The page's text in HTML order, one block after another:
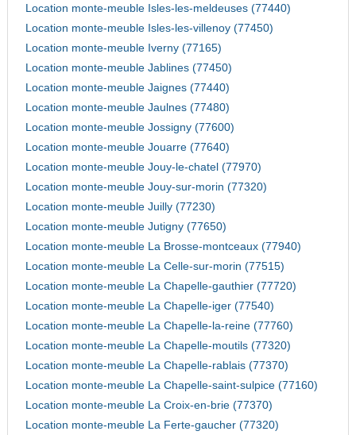
Location monte-meuble Isles-les-meldeuses (77440)
Location monte-meuble Isles-les-villenoy (77450)
Location monte-meuble Iverny (77165)
Location monte-meuble Jablines (77450)
Location monte-meuble Jaignes (77440)
Location monte-meuble Jaulnes (77480)
Location monte-meuble Jossigny (77600)
Location monte-meuble Jouarre (77640)
Location monte-meuble Jouy-le-chatel (77970)
Location monte-meuble Jouy-sur-morin (77320)
Location monte-meuble Juilly (77230)
Location monte-meuble Jutigny (77650)
Location monte-meuble La Brosse-montceaux (77940)
Location monte-meuble La Celle-sur-morin (77515)
Location monte-meuble La Chapelle-gauthier (77720)
Location monte-meuble La Chapelle-iger (77540)
Location monte-meuble La Chapelle-la-reine (77760)
Location monte-meuble La Chapelle-moutils (77320)
Location monte-meuble La Chapelle-rablais (77370)
Location monte-meuble La Chapelle-saint-sulpice (77160)
Location monte-meuble La Croix-en-brie (77370)
Location monte-meuble La Ferte-gaucher (77320)